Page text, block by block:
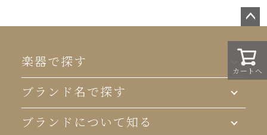
カートへ
ジト
ップ
へ
楽器で探す
ブランド名で探す
ブランドについて知る